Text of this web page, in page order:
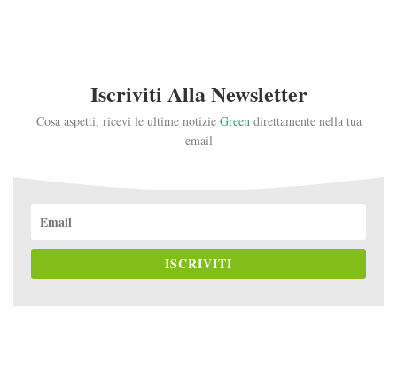
Iscriviti Alla Newsletter
Cosa aspetti, ricevi le ultime notizie Greendirettamente nella tua
email
ISCRIVITI